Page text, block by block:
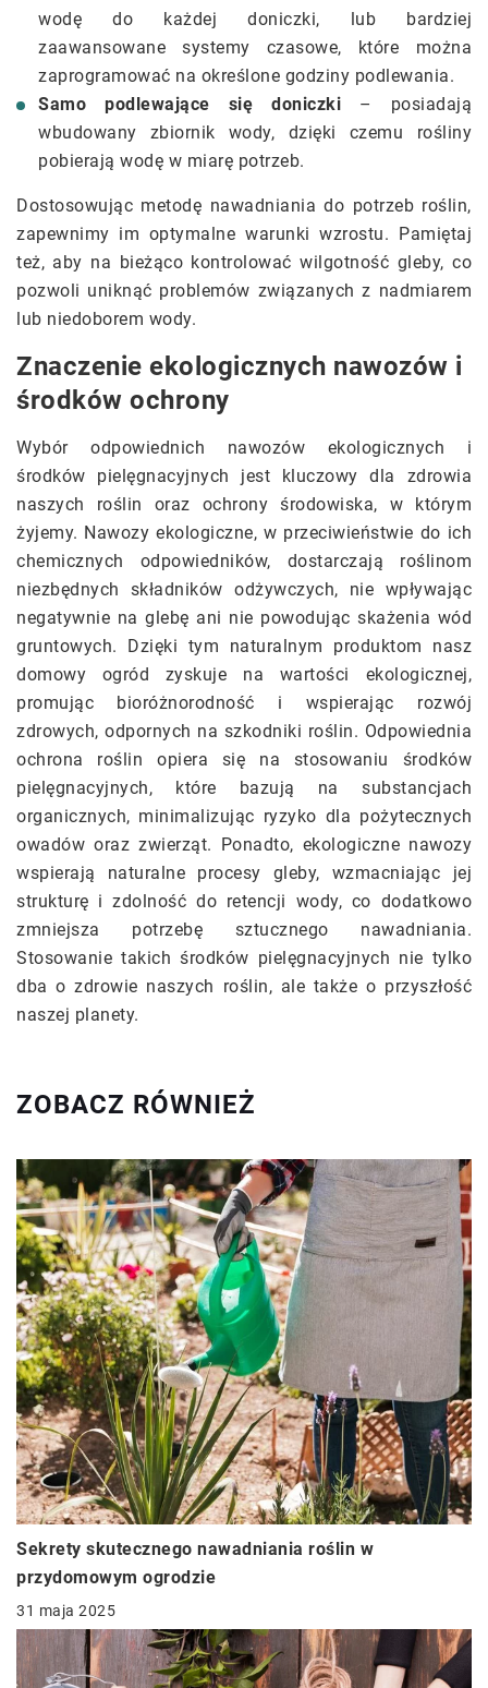
wodę do każdej doniczki, lub bardziej
zaawansowane systemy czasowe, które można
zaprogramować na określone godziny podlewania.
Samo podlewające się doniczki – posiadają
wbudowany zbiornik wody, dzięki czemu rośliny
pobierają wodę w miarę potrzeb.
Dostosowując metodę nawadniania do potrzeb roślin,
zapewnimy im optymalne warunki wzrostu. Pamiętaj
też, aby na bieżąco kontrolować wilgotność gleby, co
pozwoli uniknąć problemów związanych z nadmiarem
lub niedoborem wody.
Znaczenie ekologicznych nawozów i
środków ochrony
Wybór odpowiednich nawozów ekologicznych i
środków pielęgnacyjnych jest kluczowy dla zdrowia
naszych roślin oraz ochrony środowiska, w którym
żyjemy. Nawozy ekologiczne, w przeciwieństwie do ich
chemicznych odpowiedników, dostarczają roślinom
niezbędnych składników odżywczych, nie wpływając
negatywnie na glebę ani nie powodując skażenia wód
gruntowych. Dzięki tym naturalnym produktom nasz
domowy ogród zyskuje na wartości ekologicznej,
promując bioróżnorodność i wspierając rozwój
zdrowych, odpornych na szkodniki roślin. Odpowiednia
ochrona roślin opiera się na stosowaniu środków
pielęgnacyjnych, które bazują na substancjach
organicznych, minimalizując ryzyko dla pożytecznych
owadów oraz zwierząt. Ponadto, ekologiczne nawozy
wspierają naturalne procesy gleby, wzmacniając jej
strukturę i zdolność do retencji wody, co dodatkowo
zmniejsza potrzebę sztucznego nawadniania.
Stosowanie takich środków pielęgnacyjnych nie tylko
dba o zdrowie naszych roślin, ale także o przyszłość
naszej planety.
ZOBACZ RÓWNIEŻ
Sekrety skutecznego nawadniania roślin w
przydomowym ogrodzie
31 maja 2025